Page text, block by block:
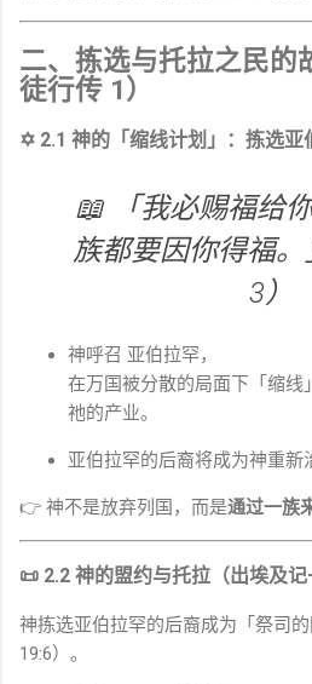
二、拣选与托拉之民的
徒行传 1）
✡ 2.1 神的「缩线计划」：拣选亚
📖 「我必赐福给
族都要因你得福
3）
神呼召 亚伯拉罕，
在万国被分散的局面下「缩线
祂的产业。
亚伯拉罕的后裔将成为神重新
👉 神不是放弃列国，而是通过一族
📜 2.2 神的盟约与托拉（出埃及记
神拣选亚伯拉罕的后裔成为「祭司
19:6）。